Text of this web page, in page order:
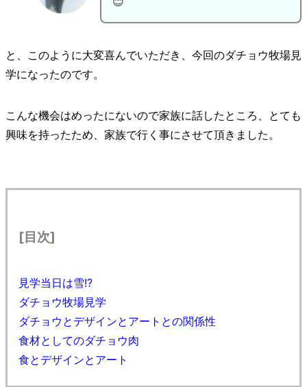
と、このように大変喜んでいただき、今回のダチョウ牧場見
学になったのです。
こんな機会はめったにないので家族に話したところ、とても
興味を持ったため、家族で行く事にさせて頂きました。
[目次]
見学当日は雪!?
ダチョウ牧場見学
ダチョウとデザインとアートとの関係性
食材としてのダチョウ肉
食とデザインとアート